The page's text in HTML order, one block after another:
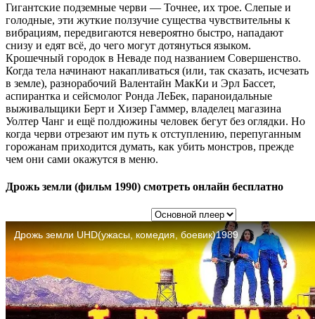
Гигантские подземные черви — Точнее, их трое. Слепые и
голодные, эти жуткие ползучие существа чувствительны к
вибрациям, передвигаются невероятно быстро, нападают
снизу и едят всё, до чего могут дотянуться языком.
Крошечный городок в Неваде под названием Совершенство.
Когда тела начинают накапливаться (или, так сказать, исчезать
в земле), разнорабочий Валентайн МакКи и Эрл Бассет,
аспирантка и сейсмолог Ронда ЛеБек, параноидальные
выживальщики Берт и Хизер Гаммер, владелец магазина
Уолтер Чанг и ещё полдюжины человек бегут без оглядки. Но
когда черви отрезают им путь к отступлению, перепуганным
горожанам приходится думать, как убить монстров, прежде
чем они сами окажутся в меню.
Дрожь земли (фильм 1990) смотреть онлайн бесплатно